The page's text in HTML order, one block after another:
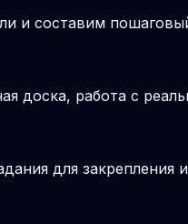
и составим
доска, работа с
для закрепления